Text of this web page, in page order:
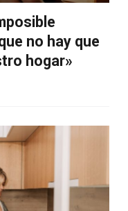
no hay que
hogar»